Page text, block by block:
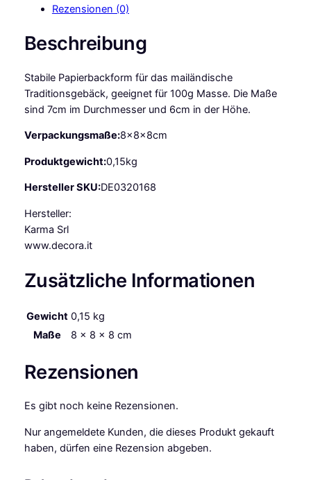
e
t
o
n
B
a
k
l
0
0
,
1
2
t
Rezensionen (0)
Beschreibung
Stabile Papierbackform für das mailändische
Traditionsgebäck, geeignet für 100g Masse. Die Maße
sind 7cm im Durchmesser und 6cm in der Höhe.
Verpackungsmaße:8x8x8cm
Produktgewicht:0,15kg
Hersteller SKU:DE0320168
Hersteller:
Karma Srl
www.decora.it
Zusätzliche Informationen
Gewicht 0,15 kg
Maße
8 × 8 × 8 cm
Rezensionen
Es gibt noch keine Rezensionen.
Nur angemeldete Kunden, die dieses Produkt gekauft
haben, dürfen eine Rezension abgeben.